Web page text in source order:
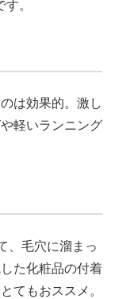
。
は効果的。激し
軽いランニング
、毛穴に溜まっ
た化粧品の付着
てもおススメ。